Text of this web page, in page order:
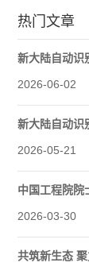
热门文章
新大陆自动
2026-06-02
新大陆自动识
2026-05-21
中国工程院院
2026-03-30